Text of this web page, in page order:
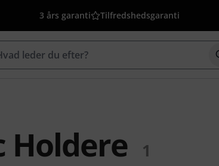
3 års garanti Tilfredshedsgaranti
Holdere 1